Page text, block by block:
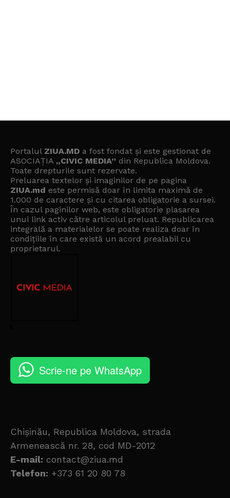
Portalul ZIUA.MD a fost fondat și este gestionat de
ASOCIAȚIA „CIVIC MEDIA” din Republica Moldova.
Toate drepturile sunt rezervate.
Preluarea textelor și imaginilor de pe pagina
ZIUA.md este permisă doar în limita maximă de
1.000 de caractere și cu citarea obligatorie a sursei.
În cazul paginilor web, este obligatorie plasarea
unui link activ către articolul preluat. Republicarea
integrală a materialelor se poate realiza doar în
condițiile în care există un acord prealabil cu
proprietarul.
Scrie-ne pe WhatsApp
Chișinău, Republica Moldova, strada
Armenească nr. 28, cod MD-2012
E-mail: contact@ziua.md
Telefon: +373 61 20 80 78